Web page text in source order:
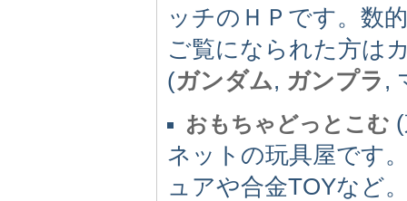
ッチのＨＰです。数
ご覧になられた方は
(ガンダム, ガンプラ ,
おもちゃどっとこむ
ネットの玩具屋です
ュアや合金TOYなど